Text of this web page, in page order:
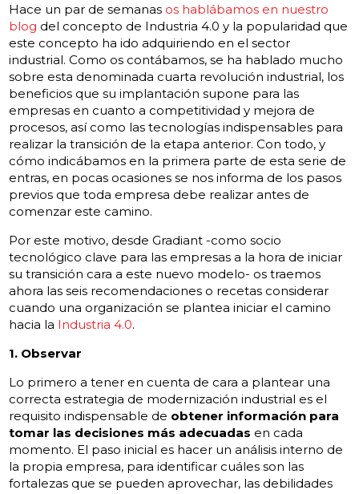
Hace un par de semanas os hablábamos en nuestro
blog del concepto de Industria 4.0 y la popularidad que
este concepto ha ido adquiriendo en el sector
industrial. Como os contábamos, se ha hablado mucho
sobre esta denominada cuarta revolución industrial, los
beneficios que su implantación supone para las
empresas en cuanto a competitividad y mejora de
procesos, así como las tecnologías indispensables para
realizar la transición de la etapa anterior. Con todo, y
cómo indicábamos en la primera parte de esta serie de
entras, en pocas ocasiones se nos informa de los pasos
previos que toda empresa debe realizar antes de
comenzar este camino.
Por este motivo, desde Gradiant -como socio
tecnológico clave para las empresas a la hora de iniciar
su transición cara a este nuevo modelo- os traemos
ahora las seis recomendaciones o recetas considerar
cuando una organización se plantea iniciar el camino
hacia la Industria 4.0.
1. Observar
Lo primero a tener en cuenta de cara a plantear una
correcta estrategia de modernización industrial es el
requisito indispensable de obtener información para
tomar las decisiones más adecuadas en cada
momento. El paso inicial es hacer un análisis interno de
la propia empresa, para identificar cuáles son las
fortalezas que se pueden aprovechar, las debilidades